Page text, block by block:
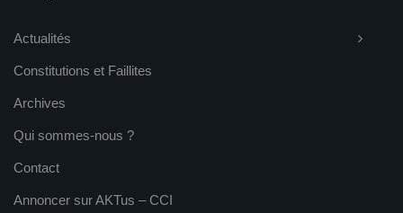
Actualités
Constitutions et Faillites
Archives
Qui sommes-nous ?
Contact
Annoncer sur AKTus – CCI